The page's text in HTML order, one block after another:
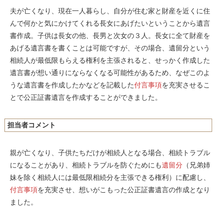
夫が亡くなり、現在一人暮らし、自分が住む家と財産を近くに住
んで何かと気にかけてくれる長女にあげたいということから遺言
書作成。子供は長女の他、長男と次女の３人。長女に全て財産を
あげる遺言書を書くことは可能ですが、その場合、遺留分という
相続人が最低限もらえる権利を主張されると、せっかく作成した
遺言書が想い通りにならなくなる可能性があるため、なぜこのよ
うな遺言書を作成したかなどを記載した付言事項を充実させるこ
とで公正証書遺言を作成することができました。
担当者コメント
親が亡くなり、子供たちだけが相続人となる場合、相続トラブル
になることがあり、相続トラブルを防ぐためにも遺留分（兄弟姉
妹を除く相続人には最低限相続分を主張できる権利）に配慮し、
付言事項を充実させ、想いがこもった公正証書遺言の作成となり
ました。